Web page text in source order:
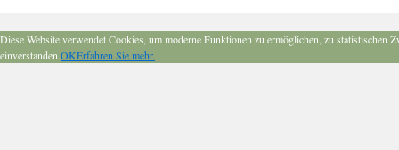
Diese Website verwendet Cookies, um moderne Funktionen zu ermöglichen, zu
einverstanden.OKErfahren Sie mehr.